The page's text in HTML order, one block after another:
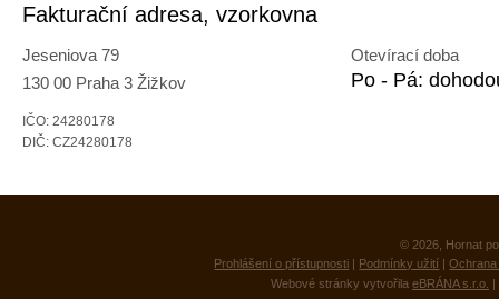
Fakturační adresa, vzorkovna
Jeseniova 79
130 00 Praha 3 Žižkov
IČO: 24280178
DIČ: CZ24280178
Otevírací doba
Po - Pá:
© 2026, Hornat
Prohlášení o přístupnosti | Podmínky užití |
Webové stránky vytvořila eBRÁNA s.r.o. |